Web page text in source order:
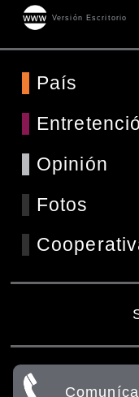
Versión Escritorio
País
Opinión
Fotos